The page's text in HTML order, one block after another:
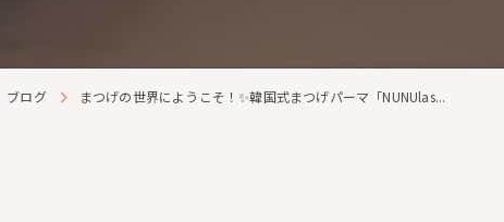
ブログ まつげの世界にようこそ！✨韓国式まつげパーマ「NUNUlas...